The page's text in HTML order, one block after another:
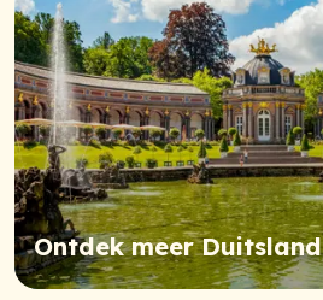
Ontdek meer Duitsland